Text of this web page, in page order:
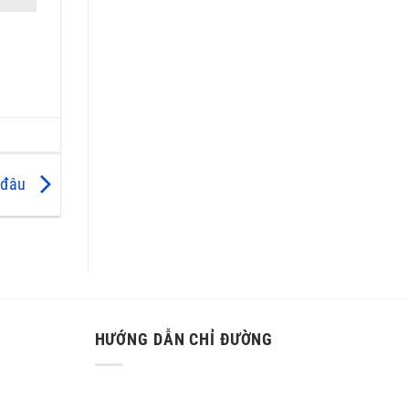
HƯỚNG DẪN CHỈ ĐƯỜNG